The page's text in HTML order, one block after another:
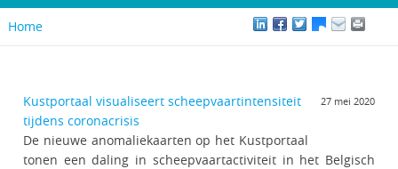
Home
27 mei 2020
Kustportaal visualiseert scheepvaartintensiteit
tijdens coronacrisis
De nieuwe anomaliekaarten op het Kustportaal
tonen een daling in scheepvaartactiviteit in het Belgisch